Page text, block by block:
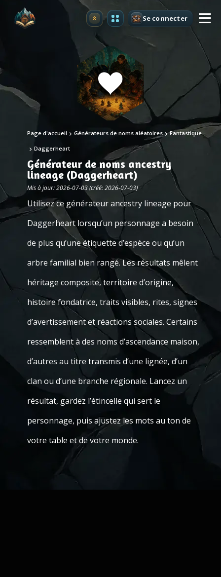
Premium Se connecter
Page d'accueil Générateurs de noms aléatoires Fantastique
Daggerheart
Générateur de noms ancestry
lineage (Daggerheart)
Mis à jour: 2026-07-03 (créé: 2026-07-03)
Utilisez ce générateur ancestry lineage pour
Daggerheart lorsqu’un personnage a besoin
de plus qu’une étiquette d’espèce ou qu’un
arbre familial bien rangé. Les résultats mêlent
héritage composite, territoire d’origine,
histoire fondatrice, traits visibles, rites, signes
d’avertissement et réactions sociales. Certains
ressemblent à des noms d’ascendance maison,
d’autres au titre transmis d’une lignée, d’un
clan ou d’une branche régionale. Lancez un
résultat, gardez l’étincelle qui sert le
personnage, puis ajustez les mots au ton de
votre table et de votre monde.